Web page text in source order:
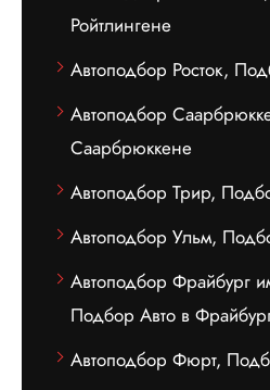
Ройтлингене
Автоподбор Росток,
Автоподбор
Саарбрюккене
Автоподбор Трир,
Автоподбор Ульм,
Автоподбор Фрайбург
Подбор Авто в
Автоподбор Фюрт,